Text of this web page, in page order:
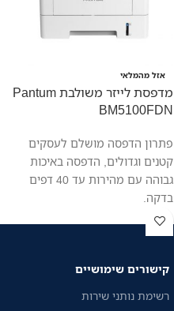
אזל מהמלאי
מדפסת לייזר משולבת Pantum
BM5100FDN
פתרון הדפסה מושלם לעסקים
קטנים וגדולים, הדפסה באיכות
גבוהה עם מהירות עד 40 דפים
בדקה.
קישורים שימושיים
רשימת נותני שירות